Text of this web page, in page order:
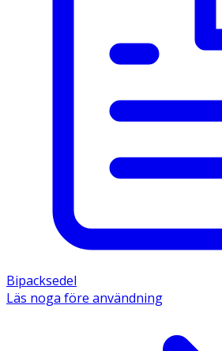
Bipacksedel
Läs noga före användning